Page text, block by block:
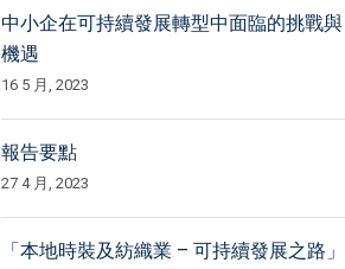
中小企在可持續發展轉型中面臨的挑戰與
機遇
16 5 月, 2023
報告要點
27 4 月, 2023
「本地時裝及紡織業 – 可持續發展之路」